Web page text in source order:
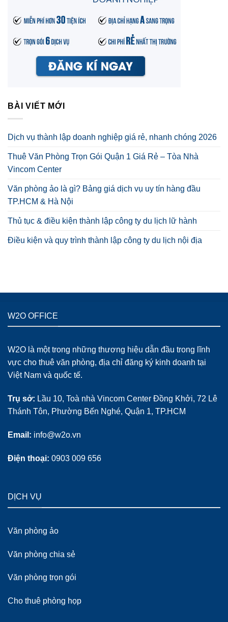
BÀI VIẾT MỚI
Dịch vụ thành lập doanh nghiệp giá rẻ, nhanh chóng 2026
Thuê Văn Phòng Trọn Gói Quận 1 Giá Rẻ – Tòa Nhà
Vincom Center
Văn phòng ảo là gì? Bảng giá dịch vụ uy tín hàng đầu
TP.HCM & Hà Nội
Thủ tục & điều kiện thành lập công ty du lịch lữ hành
Điều kiện và quy trình thành lập công ty du lịch nội địa
W2O OFFICE
W2O là một trong những thương hiệu dẫn đầu trong lĩnh
vực cho thuê văn phòng, địa chỉ đăng ký kinh doanh tại
Việt Nam và quốc tế.
Trụ sở: Lầu 10, Toà nhà Vincom Center Đồng Khởi, 72 Lê
Thánh Tôn, Phường Bến Nghé, Quận 1, TP.HCM
Email: info@w2o.vn
Điện thoại: 0903 009 656
DỊCH VỤ
Văn phòng ảo
Văn phòng chia sẻ
Văn phòng trọn gói
Cho thuê phòng họp